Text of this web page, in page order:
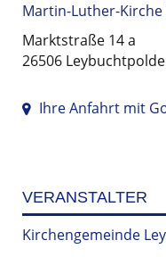
Martin-Luther-
Marktstraße 14 a
26506
Ihre Anfahrt mit
VERANSTALTER
Kirchengemeinde